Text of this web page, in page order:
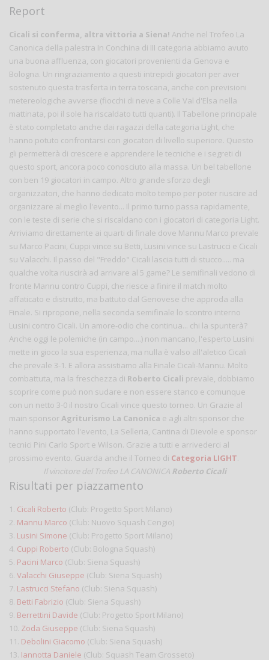
Report
Cicali si conferma, altra vittoria a Siena! Anche nel Trofeo La
Canonica della palestra In Conchina di III categoria abbiamo avuto
una buona affluenza, con giocatori provenienti da Genova e
Bologna. Un ringraziamento a questi intrepidi giocatori per aver
sostenuto questa trasferta in terra toscana, anche con previsioni
metereologiche avverse (fiocchi di neve a Colle Val d'Elsa nella
mattinata, poi il sole ha riscaldato tutti quanti). Il Tabellone principale
è stato completato anche dai ragazzi della categoria Light, che
hanno potuto confrontarsi con giocatori di livello superiore. Questo
gli permetterà di crescere e apprendere le tecniche e i segreti di
questo sport, ancora poco conosciuto alla massa. Un bel tabellone
con ben 19 giocatori in campo. Altro grande sforzo degli
organizzatori, che hanno dedicato molto tempo per poter riuscire ad
organizzare al meglio l'evento... Il primo turno passa rapidamente,
con le teste di serie che si riscaldano con i giocatori di categoria Light.
Arriviamo direttamente ai quarti di finale dove Mannu Marco prevale
su Marco Pacini, Cuppi vince su Betti, Lusini vince su Lastrucci e Cicali
su Valacchi. Il passo del "Freddo" Cicali lascia tutti di stucco..... ma
qualche volta riuscirà ad arrivare al 5 game? Le semifinali vedono di
fronte Mannu contro Cuppi, che riesce a finire il match molto
affaticato e distrutto, ma battuto dal Genovese che approda alla
Finale. Si ripropone, nella seconda semifinale lo scontro interno
Lusini contro Cicali. Un amore-odio che continua... chi la spunterà?
Anche oggi le polemiche (in campo....) non mancano, l'esperto Lusini
mette in gioco la sua esperienza, ma nulla è valso all'aletico Cicali
che prevale 3-1. E allora assistiamo alla Finale Cicali-Mannu. Molto
combattuta, ma la freschezza di Roberto Cicali prevale, dobbiamo
scoprire come può non sudare e non essere stanco e comunque
con un netto 3-0 il nostro Cicali vince questo torneo. Un Grazie al
main sponsor Agriturismo La Canonica e agli altri sponsor che
hanno supportato l'evento, La Selleria, Cantina di Dievole e sponsor
tecnici Pini Carlo Sport e Wilson. Grazie a tutti e arrivederci al
prossimo evento. Guarda anche il Torneo di Categoria LIGHT
Il vincitore del Trofeo LA CANONICA Roberto Cicali
Risultati per piazzamento
1. Cicali Roberto (Club: Progetto Sport Milano)
2. Mannu Marco (Club: Nuovo Squash Cengio)
3. Lusini Simone (Club: Progetto Sport Milano)
4. Cuppi Roberto (Club: Bologna Squash)
5. Pacini Marco (Club: Siena Squash)
6. Valacchi Giuseppe (Club: Siena Squash)
7. Lastrucci Stefano (Club: Siena Squash)
8. Betti Fabrizio (Club: Siena Squash)
9. Berrettini Davide (Club: Progetto Sport Milano)
10. Zoda Giuseppe (Club: Siena Squash)
11. Debolini Giacomo (Club: Siena Squash)
13. Iannotta Daniele (Club: Squash Team Grosseto)